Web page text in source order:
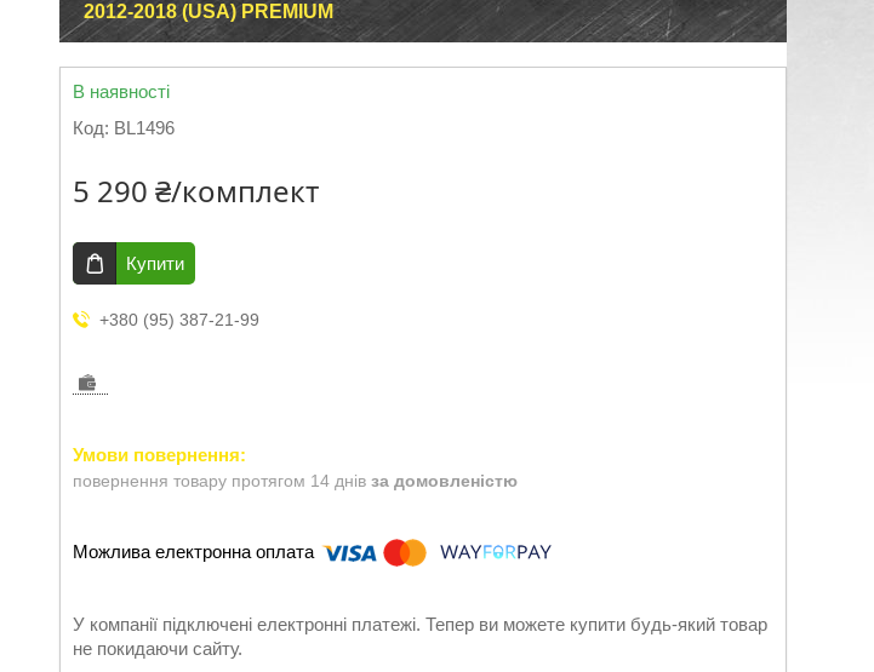
2012-2018 (USA) PREMIUM
В наявності
Код: BL1496
5 290 ₴/комплект
Купити
+380 (95) 387-21-99
повернення товару протягом 14 днів за домовленістю
У компанії підключені електронні платежі. Тепер ви можете купити будь-який товар
не покидаючи сайту.